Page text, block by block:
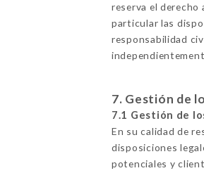
reserva el derecho
particular las
responsabilidad
7. Gestión de
7.1 Gestión de
En su calidad de
disposiciones
potenciales y